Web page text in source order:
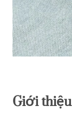
Giới thiệu